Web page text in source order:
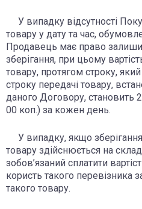
У випадку відсутності
товару у дату та час,
Продавець має право
зберігання, при цьому
товару, протягом строку,
строку передачі товару,
даного Договору, становить
00 коп.) за кожен день.
У випадку, якщо
товару здійснюється на
зобов’язаний сплатити
користь такого перевізника
такого товару.